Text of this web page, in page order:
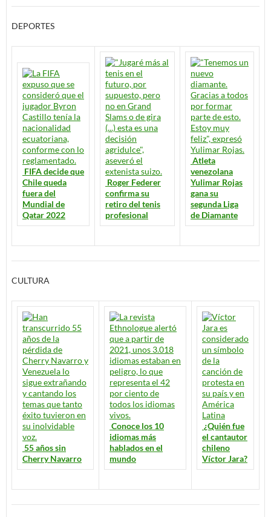
DEPORTES
FIFA decide que
Chile queda
fuera del
Mundial de
Qatar 2022
Roger Federer
confirma su
retiro del tenis
profesional
Atleta
venezolana
Yulimar Rojas
gana su
segunda Liga
de Diamante
CULTURA
55 años sin
Cherry Navarro
Conoce los 10
idiomas más
hablados en el
mundo
¿Quién fue
el cantautor
chileno
Víctor Jara?